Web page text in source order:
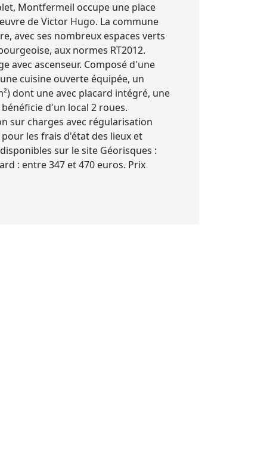
Montfermeil occupe une place
de Victor Hugo. La commune
avec ses nombreux espaces verts
aux normes RT2012.
avec ascenseur. Composé d'une
cuisine ouverte équipée, un
dont une avec placard intégré, une
d'un local 2 roues.
sur charges avec régularisation
les frais d'état des lieux et
sur le site Géorisques :
: entre 347 et 470 euros. Prix